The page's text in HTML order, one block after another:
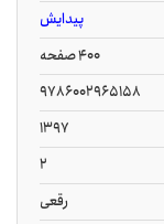
پیدایش
400 صفحه
9786002965158
1397
2
رقعی